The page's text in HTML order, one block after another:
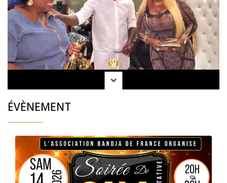
ÉVÈNEMENT